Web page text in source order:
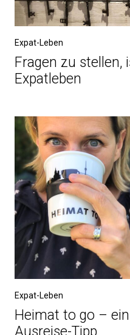
Expat-Leben
Fragen zu stellen,
Expatleben
Expat-Leben
Heimat to go –
Ausreise-Tipp